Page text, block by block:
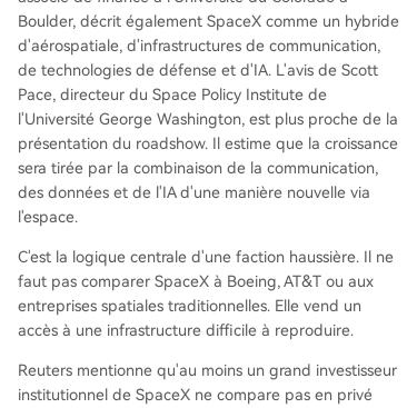
Boulder, décrit également SpaceX comme un hybride
d'aérospatiale, d'infrastructures de communication,
de technologies de défense et d'IA. L'avis de Scott
Pace, directeur du Space Policy Institute de
l'Université George Washington, est plus proche de la
présentation du roadshow. Il estime que la croissance
sera tirée par la combinaison de la communication,
des données et de l'IA d'une manière nouvelle via
l'espace.
C'est la logique centrale d'une faction haussière. Il ne
faut pas comparer SpaceX à Boeing, AT&T ou aux
entreprises spatiales traditionnelles. Elle vend un
accès à une infrastructure difficile à reproduire.
Reuters mentionne qu'au moins un grand investisseur
institutionnel de SpaceX ne compare pas en privé